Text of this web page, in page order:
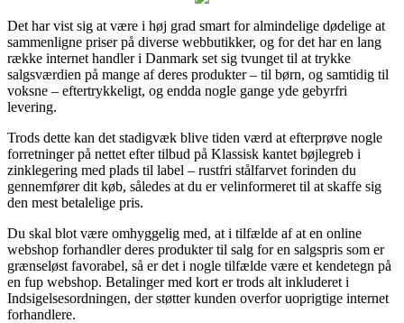
Det har vist sig at være i høj grad smart for almindelige dødelige at
sammenligne priser på diverse webbutikker, og for det har en lang
række internet handler i Danmark set sig tvunget til at trykke
salgsværdien på mange af deres produkter – til børn, og samtidig til
voksne – eftertrykkeligt, og endda nogle gange yde gebyrfri
levering.
Trods dette kan det stadigvæk blive tiden værd at efterprøve nogle
forretninger på nettet efter tilbud på Klassisk kantet bøjlegreb i
zinklegering med plads til label – rustfri stålfarvet forinden du
gennemfører dit køb, således at du er velinformeret til at skaffe sig
den mest betalelige pris.
Du skal blot være omhyggelig med, at i tilfælde af at en online
webshop forhandler deres produkter til salg for en salgspris som er
grænseløst favorabel, så er det i nogle tilfælde være et kendetegn på
en fup webshop. Betalinger med kort er trods alt inkluderet i
Indsigelsesordningen, der støtter kunden overfor uoprigtige internet
forhandlere.